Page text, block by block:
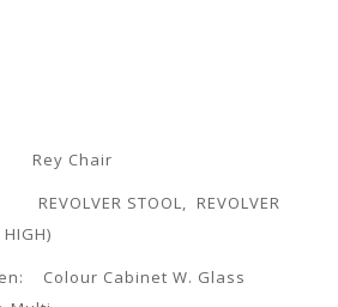
Chair
STOOL, REVOLVER
HIGH)
Colour Cabinet W. Glass